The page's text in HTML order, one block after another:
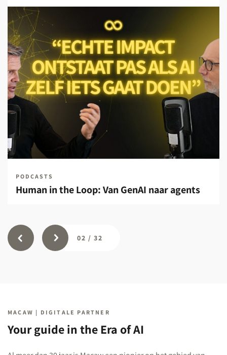
PODCASTS
Human in the Loop: Van GenAI naar agents
02 / 32
MACAW | DIGITALE PARTNER
Your guide in the Era of AI